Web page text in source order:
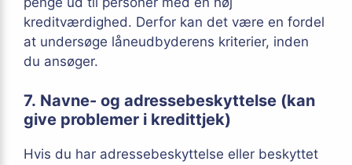
kreditværdighed. Derfor kan det være en fordel
at undersøge låneudbyderens kriterier, inden
du ansøger.
7. Navne- og adressebeskyttelse (kan
give problemer i kredittjek)
Hvis du har adressebeskyttelse eller beskyttet